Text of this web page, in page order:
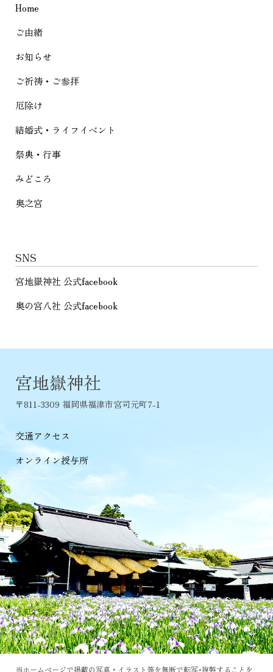
ー
シ
ョ
ン
Home
ご由緒
お知らせ
ご祈祷・ご参拝
厄除け
結婚式・ライフイベント
祭典・行事
みどころ
奥之宮
SNS
宮地嶽神社 公式facebook
奥の宮八社 公式facebook
宮地嶽神社
〒811-3309 福岡県福津市宮司元町7-1
交通アクセス
オンライン授与所
当ホームページで掲載の写真・イラスト等を無断で転写･複製することを